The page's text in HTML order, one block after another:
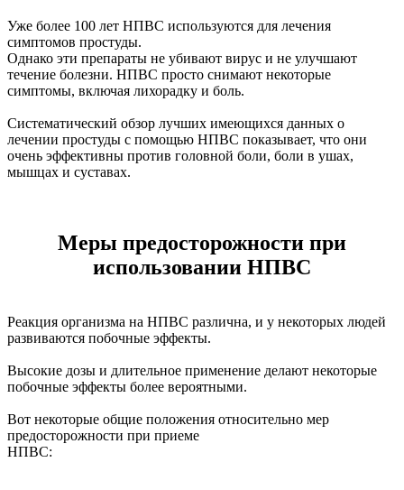
Уже более 100 лет НПВС используются для лечения
симптомов простуды.
Однако эти препараты не убивают вирус и не улучшают
течение болезни. НПВС просто снимают некоторые
симптомы, включая лихорадку и боль.
Систематический обзор лучших имеющихся данных о
лечении простуды с помощью НПВС показывает, что они
очень эффективны против головной боли, боли в ушах,
мышцах и суставах.
Меры предосторожности при
использовании НПВС
Реакция организма на НПВС различна, и у некоторых людей
развиваются побочные эффекты.
Высокие дозы и длительное применение делают некоторые
побочные эффекты более вероятными.
Вот некоторые общие положения относительно мер
предосторожности при приеме
НПВС: